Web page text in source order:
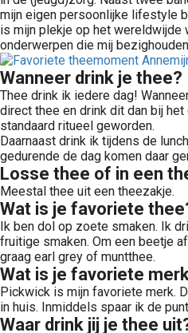
mijn eigen persoonlijke lifestyle
is mijn plekje op het
onderwerpen die mij
Wanneer drink je thee?
Thee drink ik iedere dag!
direct thee en drink dit dan bij
standaard ritueel geworden.
Daarnaast drink ik tijdens de
gedurende de dag komen daar
Losse thee of in een
Meestal thee uit een theezakje.
Wat is je favoriete
Ik ben dol op zoete smaken. Ik
fruitige smaken. Om een beetje
graag earl grey of muntthee.
Wat is je favoriete
Pickwick is mijn favoriete merk.
in huis. Inmiddels spaar ik de
Waar drink jij je thee